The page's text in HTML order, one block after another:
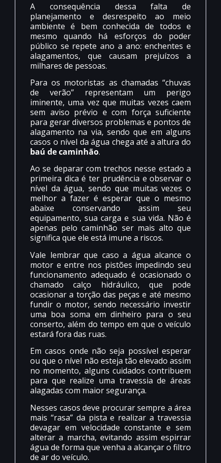
A consequência dessa falta de
planejamento e desrespeito ao meio
ambiente é bem conhecida de todos e
mesmo quando há esforços do poder
público se repete ano a ano: enchentes e
alagamentos, que causam prejuízos a
milhares de pessoas.
Para os motoristas as chamadas “chuvas
de verão” representam um perigo
iminente, uma vez que muitas vezes caem
sem aviso prévio e com força suficiente
para gerar diversos problemas e pontos de
alagamento na via, sendo que em alguns
casos o nível da água chega até a altura do
baú de caminhão.
Ao se deparar com trechos nesse estado a
primeira dica é ter prudência e observar o
nível da água, sendo que muitas vezes o
melhor a fazer é esperar que o mesmo
abaixe conservando assim seu
equipamento, sua carga e sua vida. Não é
apenas pelo caminhão ser mais alto que
significa que ele está imune a riscos.
Vale lembrar que caso a água alcance o
motor e entre nos pistões impedindo seu
funcionamento adequado é ocasionado o
chamado calço hidráulico, que pode
ocasionar a torção das peças e até mesmo
fundir o motor, sendo necessário investir
uma boa soma em dinheiro para o seu
conserto, além do tempo em que o veículo
estará fora das ruas.
Em casos onde não seja possível esperar
ou que o nível não esteja tão elevado assim
no momento, alguns cuidados contribuem
para que realize uma travessia de áreas
alagadas com maior segurança.
Nesses casos deve procurar sempre a área
mais “rasa” da pista e realizar a travessia
devagar em velocidade constante e sem
alterar a marcha, evitando assim espirrar
água de forma que venha a alcançar o filtro
de ar do veículo.